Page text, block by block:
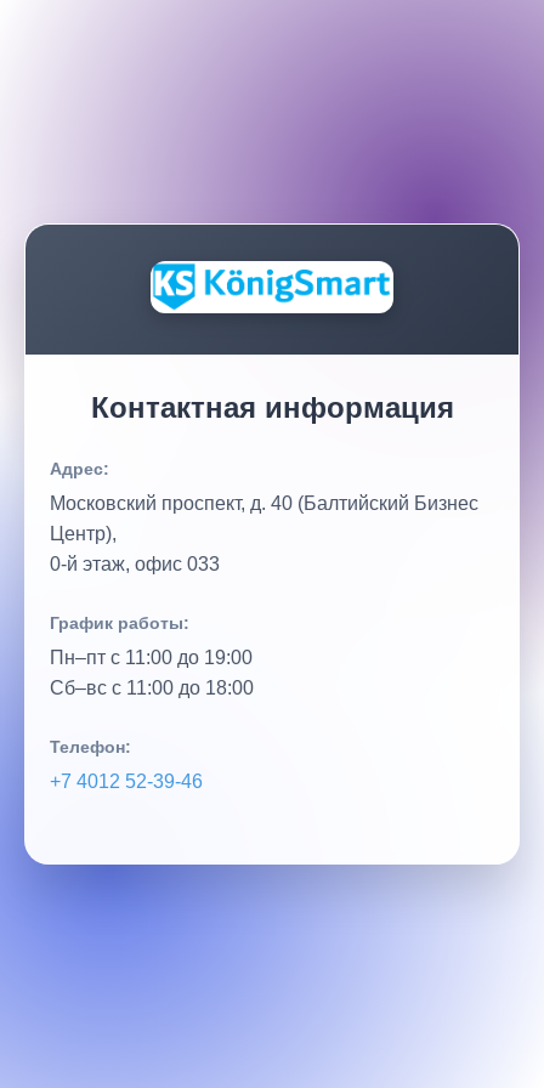
Контактная информация
Адрес:
Московский проспект, д. 40 (Балтийский Бизнес
Центр),
0‑й этаж, офис 033
График работы:
Пн–пт с 11:00 до 19:00
Сб–вс с 11:00 до 18:00
Телефон:
+7 4012 52‑39‑46